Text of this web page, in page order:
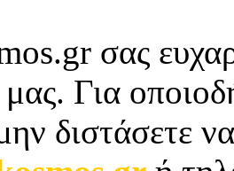
σας
μας. Για
διστάσετε